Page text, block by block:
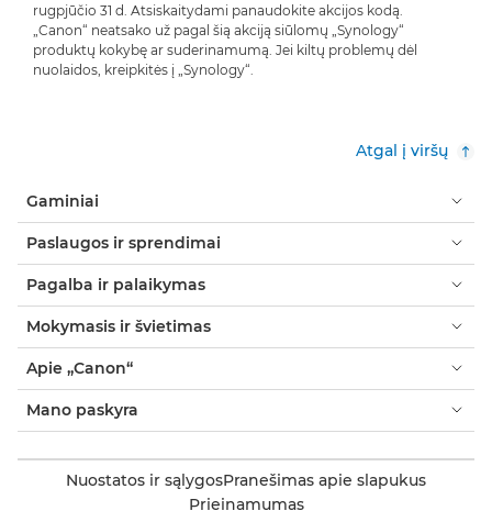
rugpjūčio 31 d. Atsiskaitydami panaudokite akcijos kodą.
„Canon“ neatsako už pagal šią akciją siūlomų „Synology“
produktų kokybę ar suderinamumą. Jei kiltų problemų dėl
nuolaidos, kreipkitės į „Synology“.
Atgal į viršų
Gaminiai
Paslaugos ir sprendimai
Pagalba ir palaikymas
Mokymasis ir švietimas
Apie „Canon“
Mano paskyra
Nuostatos ir sąlygosPranešimas apie slapukus
Prieinamumas